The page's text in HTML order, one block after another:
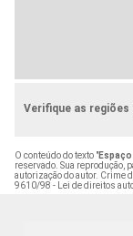
Verifique as regiões
O conteúdo do texto "
reservado. Sua reprodução,
autorização do autor. Crime
9610/98 - Lei de direitos